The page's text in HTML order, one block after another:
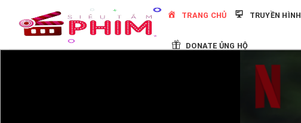
TRANG CHỦ TRUYỀN HÌNH
DONATE ỦNG HỘ